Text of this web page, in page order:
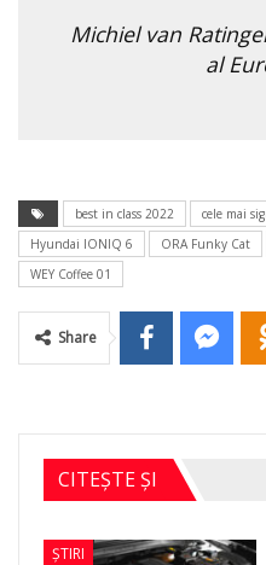
Michiel van
al
best in class 2022 cele mai
Hyundai IONIQ 6
ORA Funky Cat
WEY Coffee 01
Share
CITEȘTE ȘI
ȘTIRI